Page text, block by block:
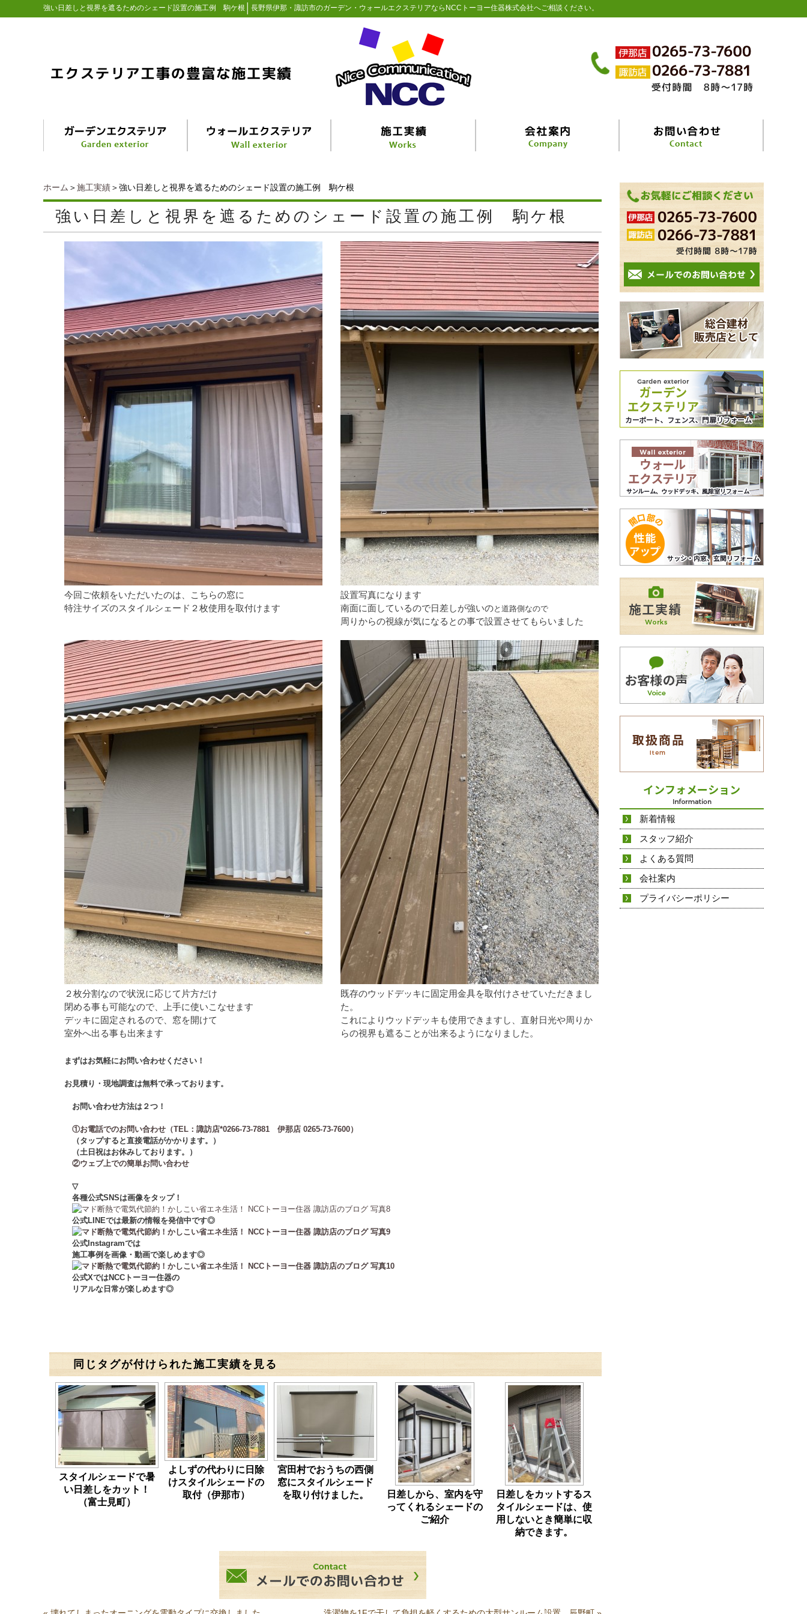
強い日差しと視界を遮るためのシェード設置の施工例 駒ケ根 長野県伊那・諏訪市のガーデン・ウォールエクステリアならNCCトーヨー住器株式会社へご相談ください。
ホーム ＞施工実績＞強い日差しと視界を遮るためのシェード設置の施工例 駒ケ根
強い日差しと視界を遮るためのシェード設置の施工例 駒ケ根
今回ご依頼をいただいたのは、こちらの窓に
特注サイズのスタイルシェード２枚使用を取付けます
設置写真になります
南面に面しているので日差しが強いのと道路側なので
周りからの視線が気になるとの事で設置させてもらいました
２枚分割なので状況に応じて片方だけ
閉める事も可能なので、上手に使いこなせます
デッキに固定されるので、窓を開けて
室外へ出る事も出来ます
既存のウッドデッキに固定用金具を取付けさせていただきまし
た。
これによりウッドデッキも使用できますし、直射日光や周りか
らの視界も遮ることが出来るようになりました。
まずはお気軽にお問い合わせください！
お見積り・現地調査は無料で承っております。
お問い合わせ方法は２つ！
①お電話でのお問い合わせ（TEL： 諏訪店*0266-73-7881 伊那店 0265-73-7600）
（タップすると直接電話がかかります。）
（土日祝はお休みしております。）
②ウェブ上での簡単お問い合わせ
▽
各種公式SNSは画像をタップ！
公式LINEでは最新の情報を発信中です◎
公式Instagramでは
施工事例を画像・動画で楽しめます◎
公式XではNCCトーヨー住器の
リアルな日常が楽しめます◎
同じタグが付けられた施工実績を見る
スタイルシェードで暑
い日差しをカット！
（富士見町）
よしずの代わりに日除
けスタイルシェードの
取付（伊那市）
宮田村でおうちの西側
窓にスタイルシェード
を取り付けました。
日差しから、室内を守
ってくれるシェードの
ご紹介
日差しをカットするス
タイルシェードは、使
用しないとき簡単に収
納できます。
新着情報
スタッフ紹介
よくある質問
会社案内
プライバシーポリシー